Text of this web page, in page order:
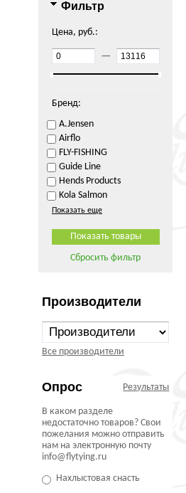
Фильтр
Цена, руб.:
—
Бренд:
A.Jensen
Airflo
FLY-FISHING
Guide Line
Hends Products
Kola Salmon
Показать еще
Сбросить фильтр
Производители
Все производители
Опрос Результаты
В каком разделе
недостаточно товаров? Свои
пожелания можно отправить
нам на электронную почту
info@flytying.ru
Нахлыстовая снасть